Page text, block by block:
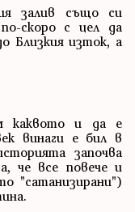
залив също си
скоро с цел да
Близкия изток, а
каквото и да е
винаги е бил в
започва
че все повече и
"сатанизирани")